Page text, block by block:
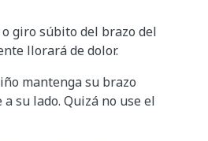
giro súbito del brazo del
llorará de dolor.
mantenga su brazo
su lado. Quizá no use el